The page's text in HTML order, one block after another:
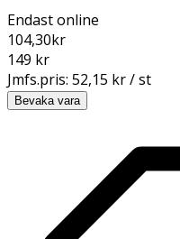
Endast online
104,30kr
149 kr
Jmfs.pris: 52,15 kr / st
Bevaka vara